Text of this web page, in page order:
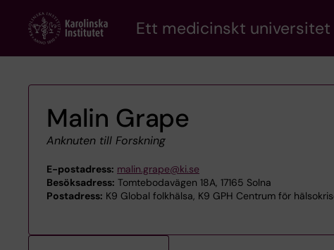
content
Ett medicinskt universitet
Malin Grape
Anknuten till Forskning
E-postadress: malin.grape@ki.se
Besöksadress: Tomtebodavägen 18A, 17165 Solna
Postadress: K9 Global folkhälsa, K9 GPH Centrum för